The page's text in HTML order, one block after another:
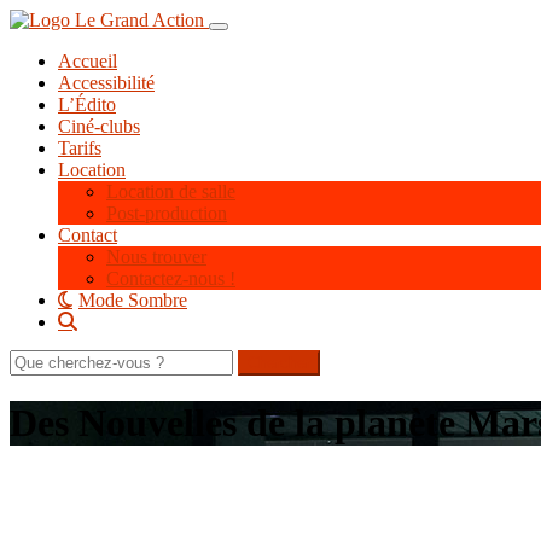
Aller
contenu
principal
Toggle navigation
Accueil
Accessibilité
L’Édito
Ciné-clubs
Tarifs
Location
Location de salle
Post-production
Contact
Nous trouver
Contactez-nous !
Mode Sombre
Rechercher
sur
le Des Nouvelles de la planète